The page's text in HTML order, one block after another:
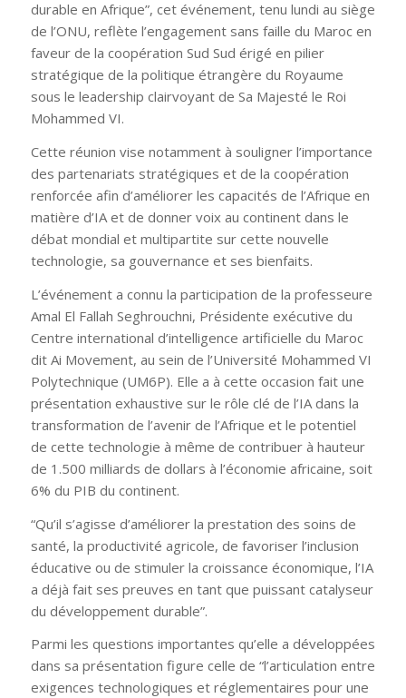
durable en Afrique”, cet événement, tenu lundi au siège
de l’ONU, reflète l’engagement sans faille du Maroc en
faveur de la coopération Sud Sud érigé en pilier
stratégique de la politique étrangère du Royaume
sous le leadership clairvoyant de Sa Majesté le Roi
Mohammed VI.
Cette réunion vise notamment à souligner l’importance
des partenariats stratégiques et de la coopération
renforcée afin d’améliorer les capacités de l’Afrique en
matière d’IA et de donner voix au continent dans le
débat mondial et multipartite sur cette nouvelle
technologie, sa gouvernance et ses bienfaits.
L’événement a connu la participation de la professeure
Amal El Fallah Seghrouchni, Présidente exécutive du
Centre international d’intelligence artificielle du Maroc
dit Ai Movement, au sein de l’Université Mohammed VI
Polytechnique (UM6P). Elle a à cette occasion fait une
présentation exhaustive sur le rôle clé de l’IA dans la
transformation de l’avenir de l’Afrique et le potentiel
de cette technologie à même de contribuer à hauteur
de 1.500 milliards de dollars à l’économie africaine, soit
6% du PIB du continent.
“Qu’il s’agisse d’améliorer la prestation des soins de
santé, la productivité agricole, de favoriser l’inclusion
éducative ou de stimuler la croissance économique, l’IA
a déjà fait ses preuves en tant que puissant catalyseur
du développement durable”.
Parmi les questions importantes qu’elle a développées
dans sa présentation figure celle de “l’articulation entre
exigences technologiques et réglementaires pour une